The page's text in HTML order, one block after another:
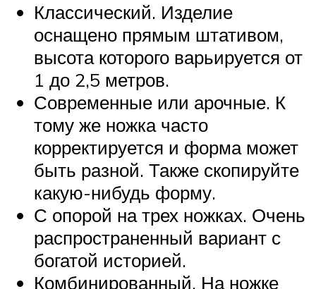
Классический. Изделие
оснащено прямым штативом,
высота которого варьируется от
1 до 2,5 метров.
Современные или арочные. К
тому же ножка часто
корректируется и форма может
быть разной. Также скопируйте
какую-нибудь форму.
С опорой на трех ножках. Очень
распространенный вариант с
богатой историей.
Комбинированный. На ножке